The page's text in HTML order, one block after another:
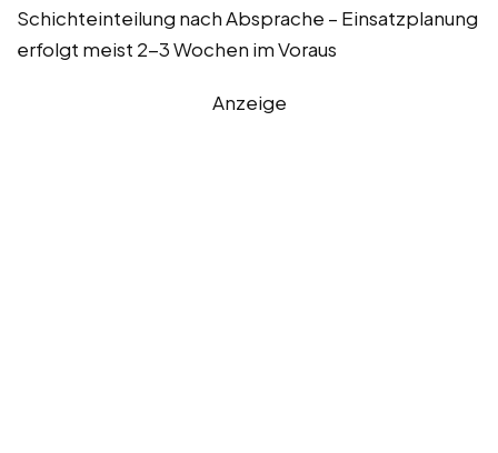
Schichteinteilung nach Absprache – Einsatzplanung
erfolgt meist 2-3 Wochen im Voraus
Anzeige